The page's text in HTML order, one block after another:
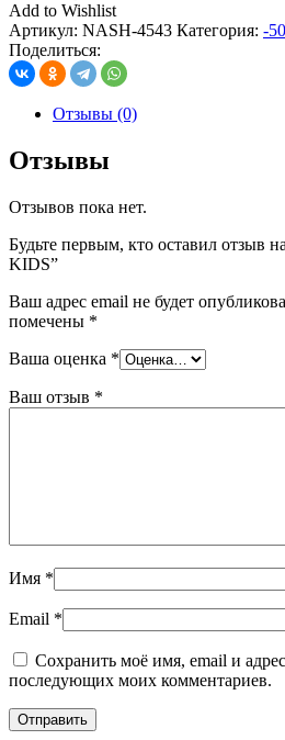
Add to Wishlist
Артикул: NASH-4543 Категория: -
Поделиться:
Отзывы (0)
Отзывы
Отзывов пока нет.
Будьте первым, кто оставил отзыв
KIDS”
Ваш адрес email не будет
помечены *
Ваша оценка *
Ваш отзыв *
Имя *
Email *
Сохранить моё имя, email и
последующих моих комментариев.